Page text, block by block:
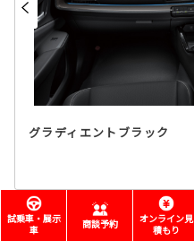
グラディエントブラック
COLOR
試乗車・展示
車
商談予約
オンライン見
積もり